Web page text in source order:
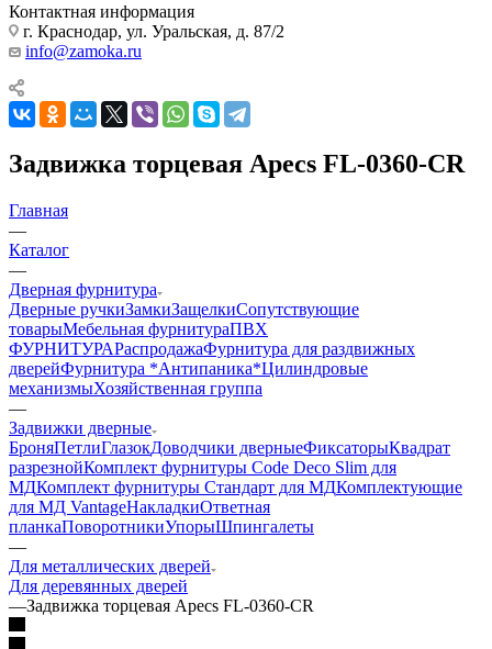
Контактная информация
г. Краснодар, ул. Уральская, д. 87/2
info@zamoka.ru
Задвижка торцевая Apecs FL-0360-CR
Главная
—
Каталог
—
Дверная фурнитура
Дверные ручкиЗамкиЗащелкиСопутствующие
товарыМебельная фурнитураПВХ
ФУРНИТУРАРаспродажаФурнитура для раздвижных
дверейФурнитура *Антипаника*Цилиндровые
механизмыХозяйственная группа
—
Задвижки дверные
БроняПетлиГлазокДоводчики дверныеФиксаторыКвадрат
разрезнойКомплект фурнитуры Code Deco Slim для
МДКомплект фурнитуры Стандарт для МДКомплектующие
для МД VantageНакладкиОтветная
планкаПоворотникиУпорыШпингалеты
—
Для металлических дверей
Для деревянных дверей
—Задвижка торцевая Apecs FL-0360-CR